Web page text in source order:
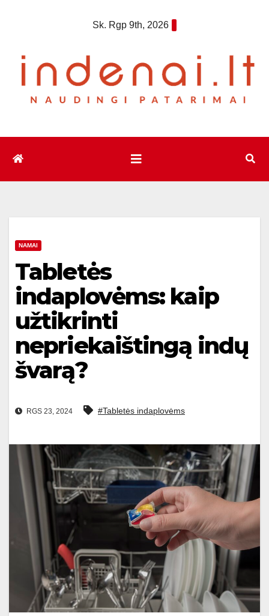
Sk. Rgp 9th, 2026
NAMAI
Tabletės
indaplovėms: kaip
užtikrinti
nepriekaištingą indų
švarą?
RGS 23, 2024 #Tabletės indaplovėms